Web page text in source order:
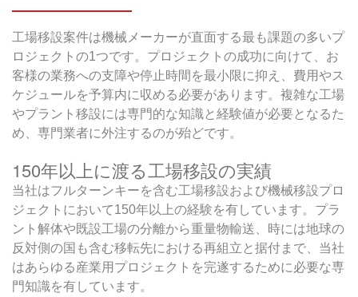
工場移設案件は機械メーカーが直面する最も課題の多いプ
ロジェクトの1つです。プロジェクトの成功に向けて、お
客様の業務への支障や停止時間を最小限に抑え、費用やス
ケジュールを予算内に収める必要があります。複雑な工場
やプラント移設には専門的な知識と経験値が必要となるた
め、専門業者に外注するのが殆どです。
150年以上に渡る工場移設の実績
当社はフルターンキーを含む工場移設および機械移設プロ
ジェクトにおいて150年以上の経験を有しています。プラ
ント解体や既設工場の分離から重量物輸送、時には地球の
反対側の国も含む移転先における再組立と据付まで、当社
はあらゆる産業用プロジェクトを完遂するために必要な専
門知識を有しています。